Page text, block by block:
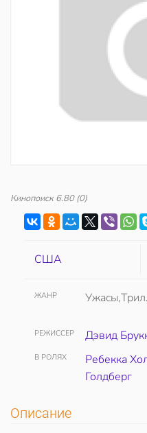
Кинопоиск 6.80(0)
США
ЖАНР
РЕЖИССЕР Дэвид
В РОЛЯХ Ребекка
Голдберг
Описание